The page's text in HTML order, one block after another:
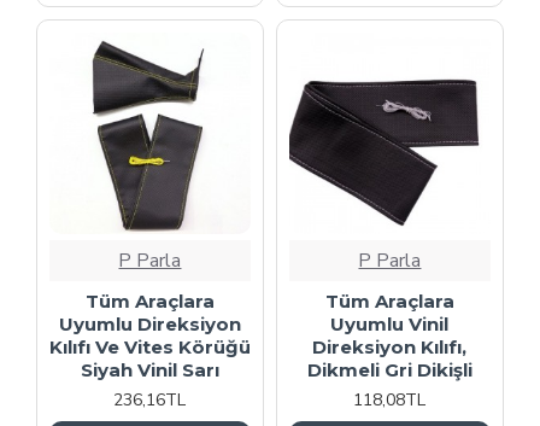
P Parla
Tüm Araçlara
Uyumlu Direksiyon
Kılıfı Ve Vites Körüğü
Siyah Vinil Sarı
236,16TL
P Parla
Tüm Araçlara
Uyumlu Vinil
Direksiyon Kılıfı,
Dikmeli Gri Dikişli
118,08TL